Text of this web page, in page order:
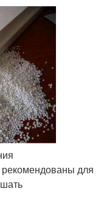
рекомендованы для